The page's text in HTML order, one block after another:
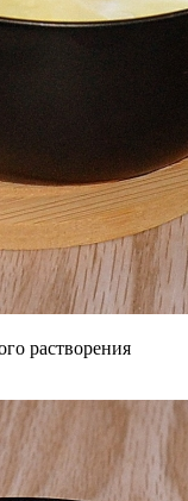
растворения